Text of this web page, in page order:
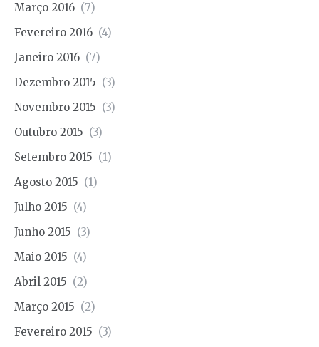
Março 2016 (7)
Fevereiro 2016 (4)
Janeiro 2016 (7)
Dezembro 2015 (3)
Novembro 2015 (3)
Outubro 2015 (3)
Setembro 2015 (1)
Agosto 2015 (1)
Julho 2015 (4)
Junho 2015 (3)
Maio 2015 (4)
Abril 2015 (2)
Março 2015 (2)
Fevereiro 2015 (3)